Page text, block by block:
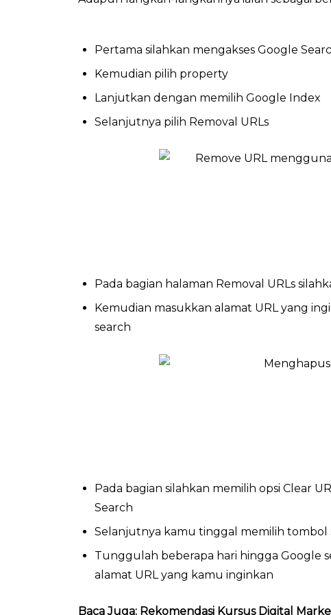
Pertama silahkan mengakses Google
Kemudian pilih property
Lanjutkan dengan memilih Google Index
Selanjutnya pilih Removal URLs
Pada bagian halaman Removal URLs
Kemudian masukkan alamat URL yang
search
Pada bagian silahkan memilih opsi Clear
Search
Selanjutnya kamu tinggal memilih tombol
Tunggulah beberapa hari hingga Google
alamat URL yang kamu inginkan
Baca Juga: Rekomendasi Kursus Digital